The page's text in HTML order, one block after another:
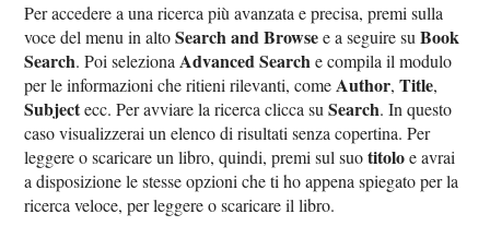
Per accedere a una ricerca più avanzata e precisa, premi sulla
voce del menu in altoSearch and Browsee a seguire suBook
Search. Poi seleziona Advanced Searche compila il modulo
per le informazioni che ritieni rilevanti, come Author,Title,
Subjectecc. Per avviare la ricerca clicca suSearch. In questo
caso visualizzerai un elenco di risultati senza copertina. Per
leggere o scaricare un libro, quindi, premi sul suotitoloe avrai
a disposizione le stesse opzioni che ti ho appena spiegato per la
ricerca veloce, per leggere o scaricare il libro.